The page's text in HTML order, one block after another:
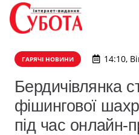
ГАРЯЧІ НОВИНИ 14:10,
Бердичівлянка
фішингової
під час онлайн-